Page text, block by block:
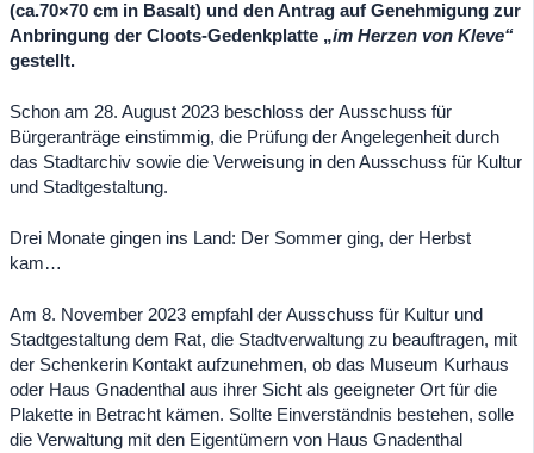
(ca.70×70 cm in Basalt) und den Antrag auf Genehmigung zur
Anbringung der Cloots-Gedenkplatte „im Herzen von Kleve“
gestellt.
Schon am 28. August 2023 beschloss der Ausschuss für
Bürgeranträge einstimmig, die Prüfung der Angelegenheit durch
das Stadtarchiv sowie die Verweisung in den Ausschuss für Kultur
und Stadtgestaltung.
Drei Monate gingen ins Land: Der Sommer ging, der Herbst
kam…
Am 8. November 2023 empfahl der Ausschuss für Kultur und
Stadtgestaltung dem Rat, die Stadtverwaltung zu beauftragen, mit
der Schenkerin Kontakt aufzunehmen, ob das Museum Kurhaus
oder Haus Gnadenthal aus ihrer Sicht als geeigneter Ort für die
Plakette in Betracht kämen. Sollte Einverständnis bestehen, solle
die Verwaltung mit den Eigentümern von Haus Gnadenthal